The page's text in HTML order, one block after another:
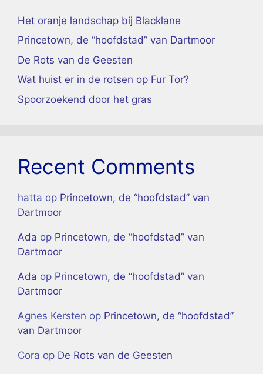
Het oranje landschap bij Blacklane
Princetown, de “hoofdstad” van Dartmoor
De Rots van de Geesten
Wat huist er in de rotsen op Fur Tor?
Spoorzoekend door het gras
Recent Comments
hatta op Princetown, de “hoofdstad” van
Dartmoor
Ada op Princetown, de “hoofdstad” van
Dartmoor
Ada op Princetown, de “hoofdstad” van
Dartmoor
Agnes Kersten op Princetown, de “hoofdstad”
van Dartmoor
Cora op De Rots van de Geesten